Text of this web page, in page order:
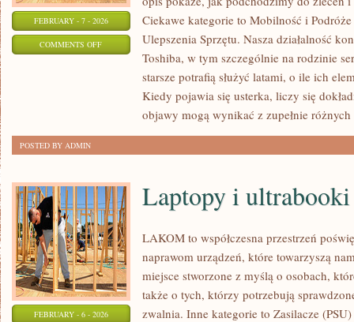
FEBRUARY - 7 - 2026
COMMENTS OFFON
Ciekawe kategorie to Mobilność i
Ulepszenia Sprzętu. Nasza działalność
Toshiba, w tym szczególnie na rodzinie
starsze potrafią służyć latami, o ile ich
Kiedy pojawia się usterka, liczy się
objawy mogą wynikać z zupełnie różnych
POSTED BY ADMIN
FEBRUARY - 6 - 2026
Laptopy i ultrabooki
LAKOM to współczesna przestrzeń
naprawom urządzeń, które towarzyszą
miejsce stworzone z myślą o osobach,
także o tych, którzy potrzebują
zwalnia. Inne kategorie to Zasilacze